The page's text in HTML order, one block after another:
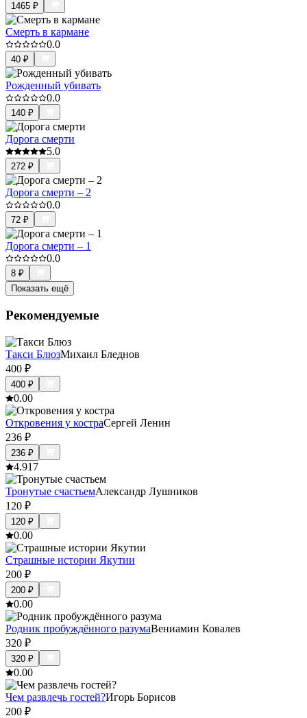
1465 ₽
Смерть в кармане
0.0
40 ₽
Рожденный убивать
0.0
140 ₽
Дорога смерти
5.0
272 ₽
Дорога смерти – 2
0.0
72 ₽
Дорога смерти – 1
0.0
8 ₽
Показать ещё
Рекомендуемые
Такси БлюзМихаил Бледнов
400 ₽
400 ₽
0.00
Откровения у костраСергей Ленин
236 ₽
236 ₽
4.917
Тронутые счастьемАлександр Лушников
120 ₽
120 ₽
0.00
Страшные истории Якутии
200 ₽
200 ₽
0.00
Родник пробуждённого разумаВениамин Ковалев
320 ₽
320 ₽
0.00
Чем развлечь гостей?Игорь Борисов
200 ₽